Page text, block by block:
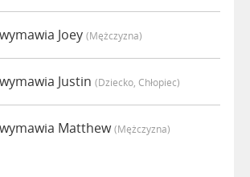
Joey (mężczyzna)
Justin (dziecko, Chłopiec)
Matthew(mężczyzna)